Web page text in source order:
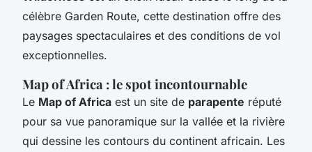
célèbre Garden Route, cette destination offre des
paysages spectaculaires et des conditions de vol
exceptionnelles.
Map of Africa : le spot incontournable
Le Map of Africa est un site de parapente réputé
pour sa vue panoramique sur la vallée et la rivière
qui dessine les contours du continent africain. Les